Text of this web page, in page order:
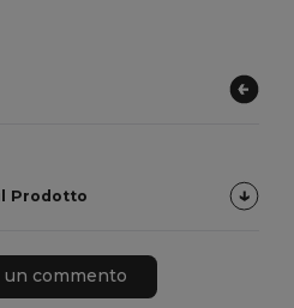
Prodotto
un commento